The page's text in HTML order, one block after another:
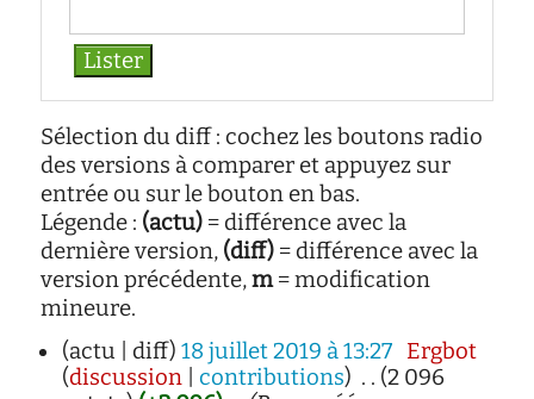
Sélection du diff : cochez les boutons radio
des versions à comparer et appuyez sur
entrée ou sur le bouton en bas.
Légende : (actu)= différence avec la
dernière version, (diff)= différence avec la
version précédente,m= modification
mineure.
(actu | diff) 18 juillet 2019 à 13:27 Ergbot
(discussion |contributions) . . (2 096